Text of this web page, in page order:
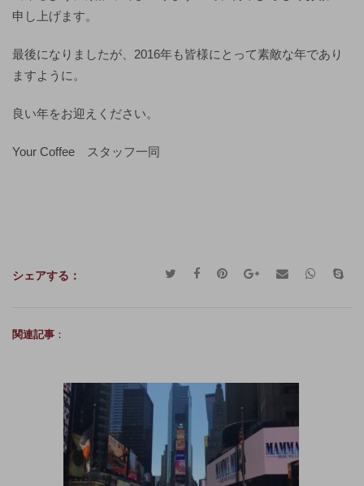
申し上げます。
最後になりましたが、2016年も皆様にとって素敵な年であり
ますように。
良い年をお迎えください。
Your Coffee スタッフ一同
シェアする：
関連記事